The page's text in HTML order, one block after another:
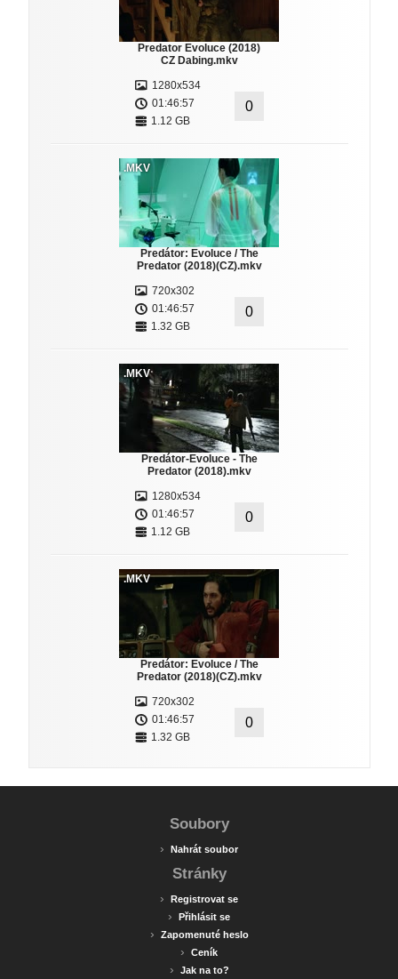
Predator Evoluce (2018)
CZ Dabing.mkv
1280x534
01:46:57
1.12 GB
0
.MKV
Predátor: Evoluce / The
Predator (2018)(CZ).mkv
720x302
01:46:57
1.32 GB
0
.MKV
Predátor-Evoluce - The
Predator (2018).mkv
1280x534
01:46:57
1.12 GB
0
.MKV
Predátor: Evoluce / The
Predator (2018)(CZ).mkv
720x302
01:46:57
1.32 GB
0
Soubory
› Nahrát soubor
Stránky
› Registrovat se
› Přihlásit se
› Zapomenuté heslo
› Ceník
› Jak na to?